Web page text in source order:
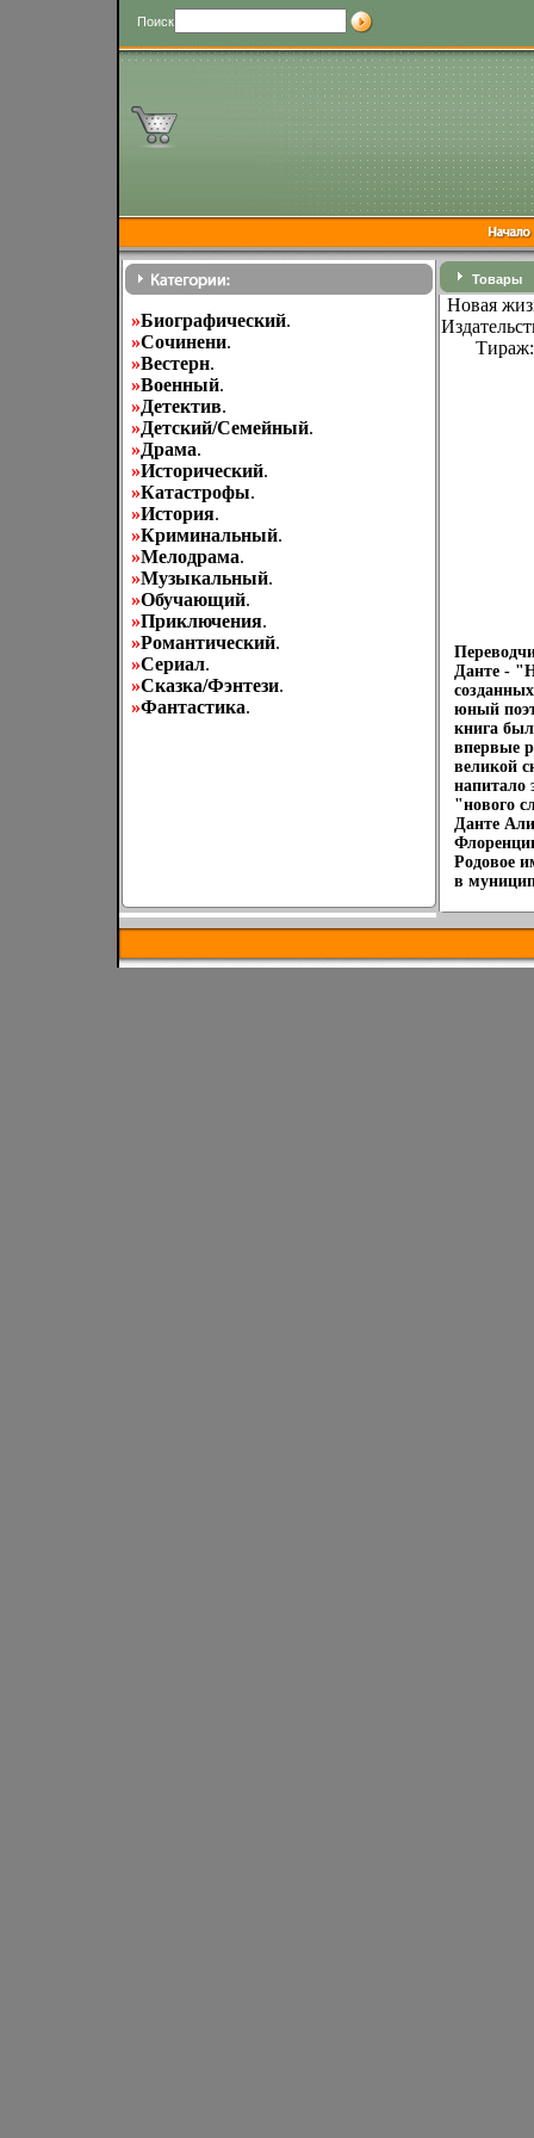
Поиск
»Биографический.
»Cочинени.
»Вестерн.
»Военный.
»Детектив.
»Детский/Семейный.
»Драма.
»Исторический.
»Катастрофы.
»История.
»Криминальный.
»Мелодрама.
»Музыкальный.
»Обучающий.
»Приключения.
»Романтический.
»Сериал.
»Сказка/Фэнтези.
»Фантастика.
Товары
Новая
Данте -
юный
книга
впервые
великой
напитало
"нового
Данте
Родовое
в